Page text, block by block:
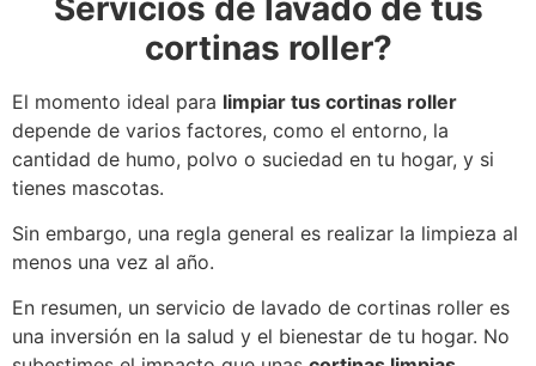
cortinas roller?
El momento ideal para limpiar tus cortinas roller
depende de varios factores, como el entorno, la
cantidad de humo, polvo o suciedad en tu hogar, y si
tienes mascotas.
Sin embargo, una regla general es realizar la limpieza al
menos una vez al año.
En resumen, un servicio de lavado de cortinas roller es
una inversión en la salud y el bienestar de tu hogar. No